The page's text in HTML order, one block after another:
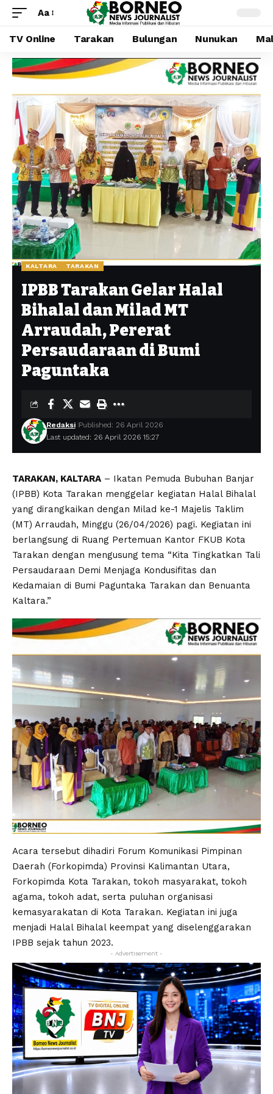
Aa
TV Online Tarakan Bulungan Nunukan
KALTARA TARAKAN
IPBB Tarakan Gelar Halal
Bihalal dan Milad MT
Arraudah, Pererat
Persaudaraan di Bumi
Paguntaka
Last updated: 26 April 2026 15:27
Redaksi Published: 26 April 2026
TARAKAN, KALTARA – Ikatan Pemuda Bubuhan Banjar
(IPBB) Kota Tarakan menggelar kegiatan Halal Bihalal
yang dirangkaikan dengan Milad ke-1 Majelis Taklim
(MT) Arraudah, Minggu (26/04/2026) pagi. Kegiatan ini
berlangsung di Ruang Pertemuan Kantor FKUB Kota
Tarakan dengan mengusung tema “Kita Tingkatkan Tali
Persaudaraan Demi Menjaga Kondusifitas dan
Kedamaian di Bumi Paguntaka Tarakan dan Benuanta
Kaltara.”
Acara tersebut dihadiri Forum Komunikasi Pimpinan
Daerah (Forkopimda) Provinsi Kalimantan Utara,
Forkopimda Kota Tarakan, tokoh masyarakat, tokoh
agama, tokoh adat, serta puluhan organisasi
kemasyarakatan di Kota Tarakan. Kegiatan ini juga
menjadi Halal Bihalal keempat yang diselenggarakan
IPBB sejak tahun 2023.
- Advertisement -